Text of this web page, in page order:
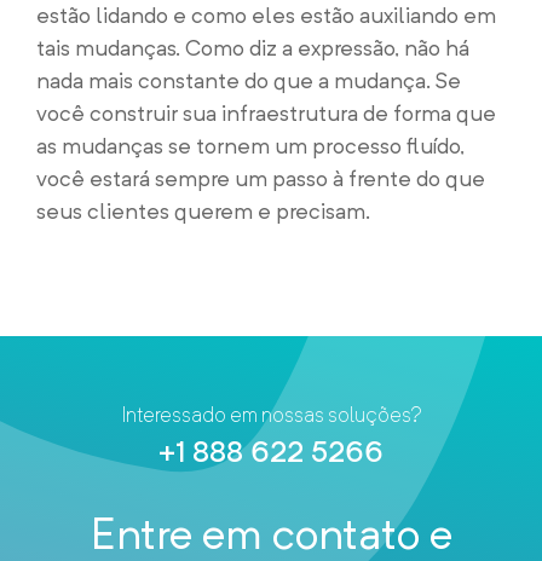
estão lidando e como eles estão auxiliando em
tais mudanças. Como diz a expressão, não há
nada mais constante do que a mudança. Se
você construir sua infraestrutura de forma que
as mudanças se tornem um processo fluído,
você estará sempre um passo à frente do que
seus clientes querem e precisam.
Interessado em nossas soluções?
+1 888 622 5266
Entre em contato e